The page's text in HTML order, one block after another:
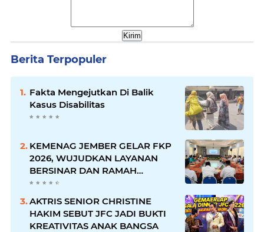
Berita Terpopuler
Fakta Mengejutkan Di Balik
Kasus Disabilitas
KEMENAG JEMBER GELAR FKP
2026, WUJUDKAN LAYANAN
BERSINAR DAN RAMAH
DISABILITAS
AKTRIS SENIOR CHRISTINE
HAKIM SEBUT JFC JADI BUKTI
KREATIVITAS ANAK BANGSA